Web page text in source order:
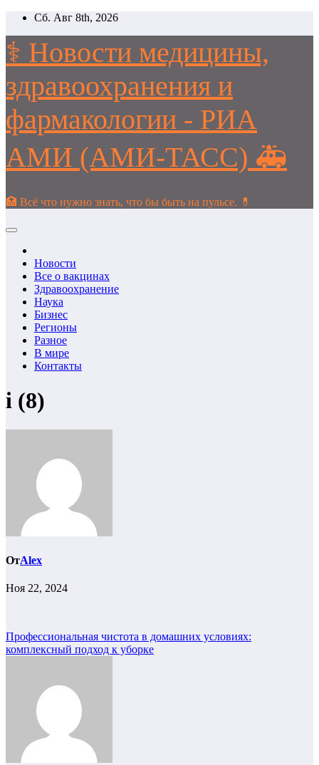
Перейти
содержимому
Сб. Авг 8th, 2026
⚕️ Новости медицины,
здравоохранения и
фармакологии - РИА
АМИ (АМИ-ТАСС) 🚑
🏥 Всё что нужно знать, что бы быть на пульсе. 💊
Новости
Все о вакцинах
Здравоохранение
Наука
Бизнес
Регионы
Разное
В мире
Контакты
i (8)
ОтAlex
Ноя 22, 2024
Навигация
по
Профессиональная чистота в домашних условиях:
комплексный подход к уборке